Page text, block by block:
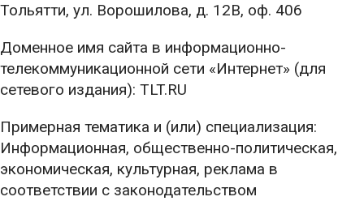
Тольятти, ул. Ворошилова, д. 12В, оф. 406
Доменное имя сайта в информационно-
телекоммуникационной сети «Интернет» (для
сетевого издания): TLT.RU
Примерная тематика и (или) специализация:
Информационная, общественно-политическая,
экономическая, культурная, реклама в
соответствии с законодательством